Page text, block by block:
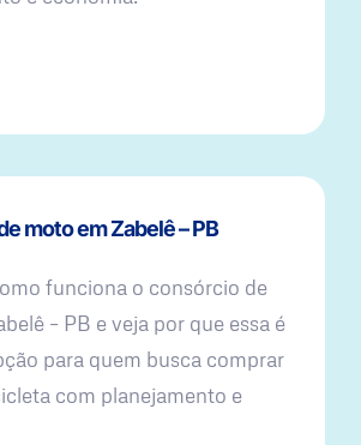
moto em Zabelê – PB
funciona o consórcio de
– PB e veja por que essa é
para quem busca comprar
com planejamento e